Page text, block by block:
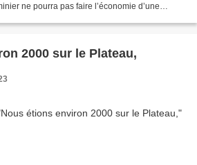
ne pourra pas faire l’économie d’une
2000 sur le Plateau,